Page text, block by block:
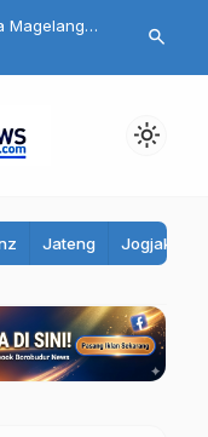
Magelang
32 Pelajar
search
light_mode
Jateng Jogjakarta